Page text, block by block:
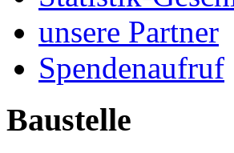
unsere Partner
Spendenaufruf
Baustelle